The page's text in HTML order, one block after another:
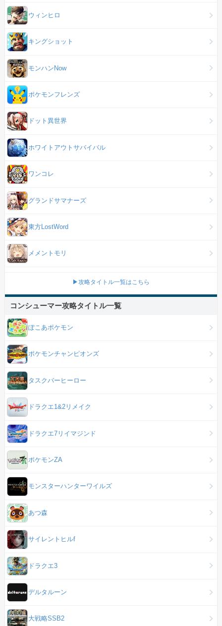
ウィンヒロ
キングショット
モンハンNow
ポケモンフレンズ
ドット異世界
ホワイトアウトサバイバル
ワンコレ
グランドサマナーズ
東方LostWord
メメントモリ
▶攻略タイトル一覧はこちら
コンシューマー攻略タイトル一覧
ぽこあポケモン
ポケモンチャンピオンズ
タスクバーヒーロー
ドラクエ1&2リメイク
ドラクエ7リイマジンド
ポケモンZA
モンスターハンターワイルズ
あつ森
サイレントヒルf
ドラクエ3
デルタルーン
大戦略SSB2